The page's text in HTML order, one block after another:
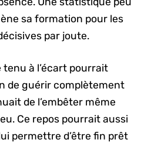
sa formation pour les
par joute.
à l’écart pourrait
de guérir complètement
de l’embêter même
Ce repos pourrait aussi
permettre d’être fin prêt